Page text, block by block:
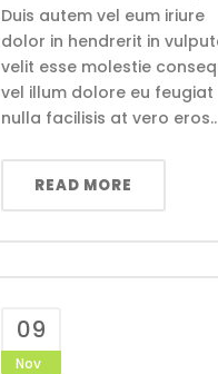
Duis autem vel eum iriure
dolor in hendrerit in
velit esse molestie
vel illum dolore eu feugiat
nulla facilisis at vero
READ MORE
09
Nov